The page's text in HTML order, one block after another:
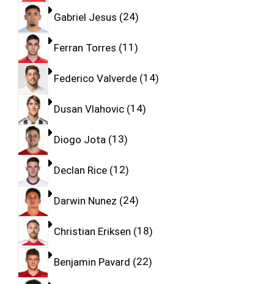
Gabriel Jesus 24
Ferran Torres 11
Federico Valverde 14
Dusan Vlahovic 14
Diogo Jota 13
Declan Rice 12
Darwin Nunez 24
Christian Eriksen 18
Benjamin Pavard 22